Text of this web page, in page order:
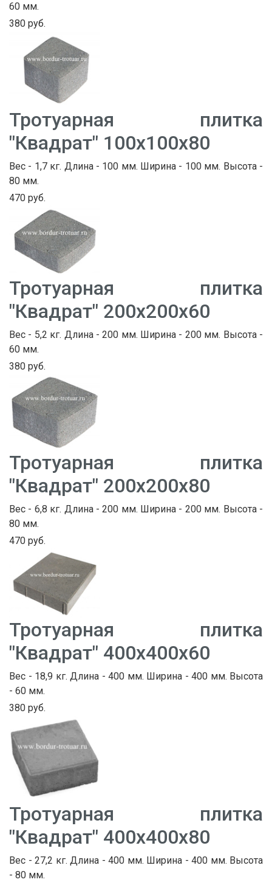
60 мм.
380 руб.
Тротуарная плитка
"Квадрат" 100х100х80
Вес - 1,7 кг. Длина - 100 мм. Ширина - 100 мм. Высота -
80 мм.
470 руб.
Тротуарная плитка
"Квадрат" 200х200х60
Вес - 5,2 кг. Длина - 200 мм. Ширина - 200 мм. Высота -
60 мм.
380 руб.
Тротуарная плитка
"Квадрат" 200х200х80
Вес - 6,8 кг. Длина - 200 мм. Ширина - 200 мм. Высота -
80 мм.
470 руб.
Тротуарная плитка
"Квадрат" 400х400х60
Вес - 18,9 кг. Длина - 400 мм. Ширина - 400 мм. Высота
- 60 мм.
380 руб.
Тротуарная плитка
"Квадрат" 400х400х80
Вес - 27,2 кг. Длина - 400 мм. Ширина - 400 мм. Высота
- 80 мм.